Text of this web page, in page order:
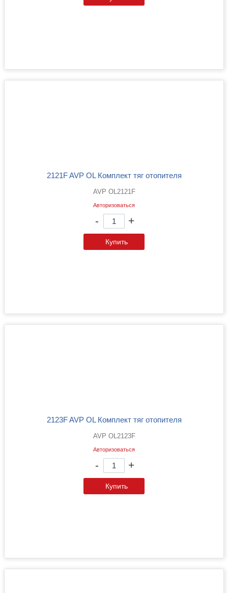
2121F AVP OL Комплект тяг отопителя
AVP OL2121F
Авторизоваться
- +
Купить
2123F AVP OL Комплект тяг отопителя
AVP OL2123F
Авторизоваться
- +
Купить